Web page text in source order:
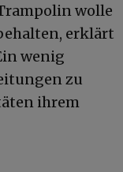
wolle
erklärt
wenig
zu
ihrem